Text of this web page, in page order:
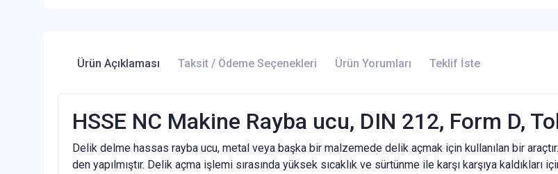
Ürün Açıklaması Taksit / Ödeme Seçenekleri Ürün Yorumları Teklif İste
HSSE NC Makine Rayba ucu, DIN 212, Form D,
Delik delme hassas rayba ucu, metal veya başka bir malzemede delik açmak için kullanılan bir
den yapılmıştır. Delik açma işlemi sırasında yüksek sıcaklık ve sürtünme ile karşı karşıya kaldıkları